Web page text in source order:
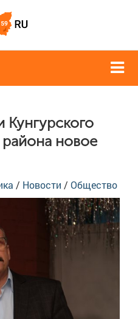
Кунгурского
новое
/ Новости / Общество